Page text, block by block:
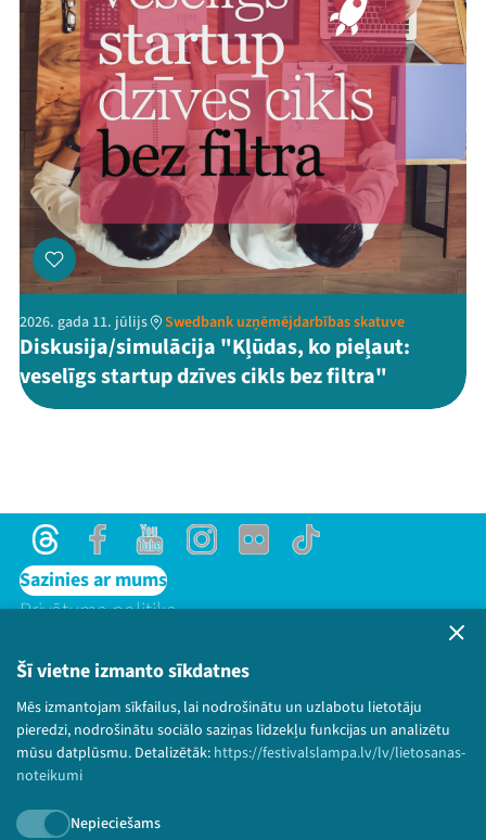
Šī vietne izmanto sīkdatnes
Mēs izmantojam sīkfailus, lai nodrošinātu un uzlabotu lietotāju
pieredzi, nodrošinātu sociālo saziņas līdzekļu funkcijas un analizētu
mūsu datplūsmu. Detalizētāk: https://festivalslampa.lv/lv/lietosanas-
noteikumi
Nepieciešams
2026. gada 11. jūlijs Swedbank uzņēmējdarbības skatuve
Diskusija/simulācija "Kļūdas, ko pieļaut:
veselīgs startup dzīves cikls bez filtra"
ThreadsFacebookYoutubeInstagram
Flick TikTok
Sazinies ar mums
Privātuma politika
Bērnu aizsardzības politika
© 2026 Sarunu festivāls LAMPA Visas tiesības
paturētas.